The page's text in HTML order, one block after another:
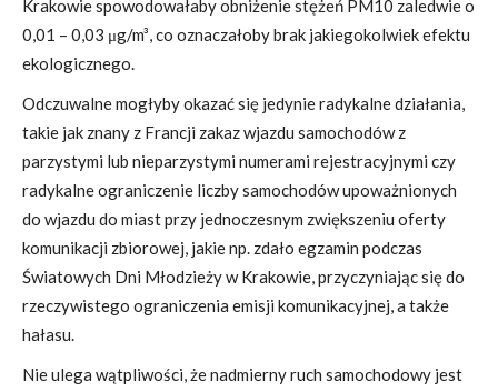
Krakowie spowodowałaby obniżenie stężeń PM10 zaledwie o
0,01 – 0,03 μg/m³, co oznaczałoby brak jakiegokolwiek efektu
ekologicznego.
Odczuwalne mogłyby okazać się jedynie radykalne działania,
takie jak znany z Francji zakaz wjazdu samochodów z
parzystymi lub nieparzystymi numerami rejestracyjnymi czy
radykalne ograniczenie liczby samochodów upoważnionych
do wjazdu do miast przy jednoczesnym zwiększeniu oferty
komunikacji zbiorowej, jakie np. zdało egzamin podczas
Światowych Dni Młodzieży w Krakowie, przyczyniając się do
rzeczywistego ograniczenia emisji komunikacyjnej, a także
hałasu.
Nie ulega wątpliwości, że nadmierny ruch samochodowy jest